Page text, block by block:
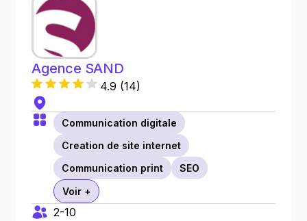
Agence SAND
4.9 (14)
Communication digitale
Creation de site internet
Communication print
SEO
Voir +
2-10